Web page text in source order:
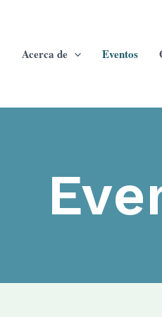
Acerca de Eventos